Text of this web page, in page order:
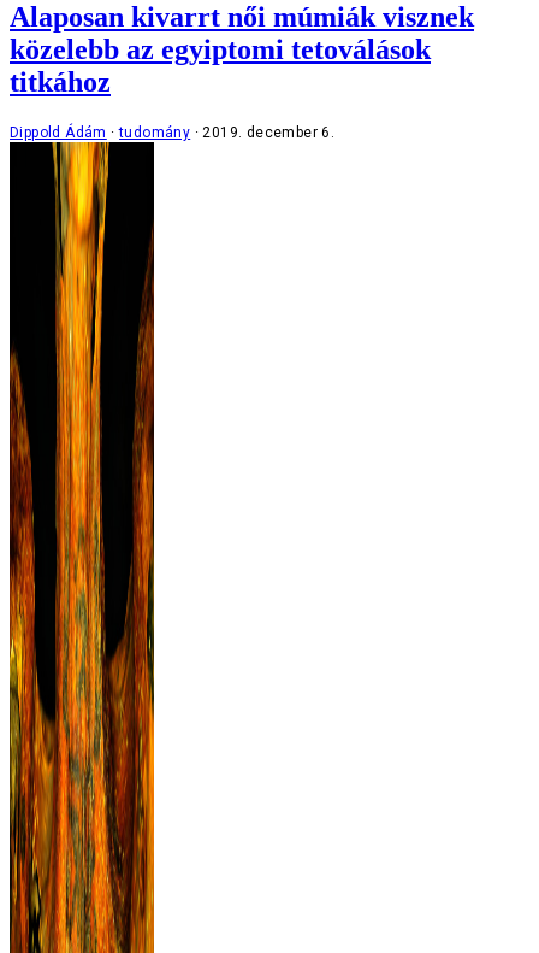
Alaposan kivarrt női múmiák visznek
közelebb az egyiptomi tetoválások
titkához
Dippold Ádám tudomány 2019. december 6.